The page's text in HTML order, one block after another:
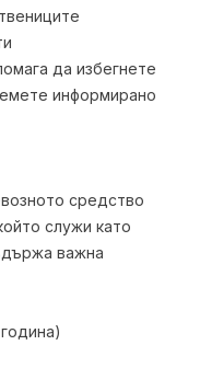
да избегнете
информирано
средство
служи като
важна